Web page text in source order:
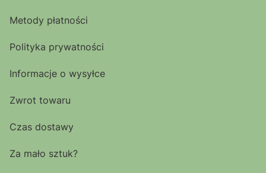
Metody płatności
Polityka prywatności
Informacje o wysyłce
Zwrot towaru
Czas dostawy
Za mało sztuk?